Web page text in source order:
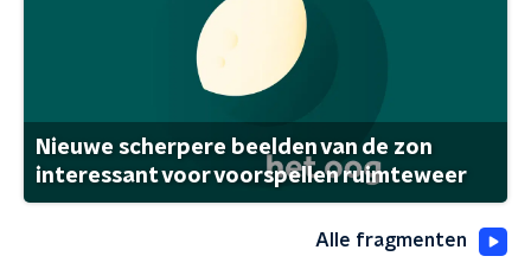
Nieuwe scherpere beelden van de zon
interessant voor voorspellen ruimteweer
Alle fragmenten